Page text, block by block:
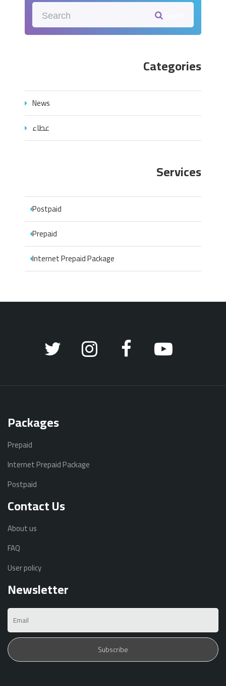
Categories
News
عطاء
Services
Postpaid
Prepaid
Internet Prepaid Package
Packages
Prepaid
Internet Prepaid Package
Postpaid
Contact Us
About us
FAQ
User policy
Newsletter